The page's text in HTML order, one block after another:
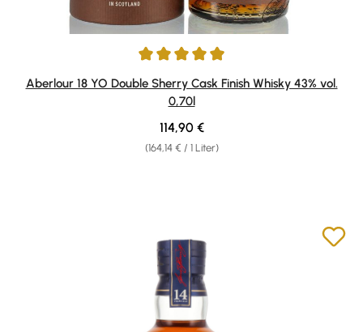
Durchschnittliche Bewertung von 4.97 von 5 Sternen
Aberlour 18 YO Double Sherry Cask Finish Whisky 43% vol.
0,70l
(164,14 € / 1 Liter)
Regulärer Preis:
114,90 €